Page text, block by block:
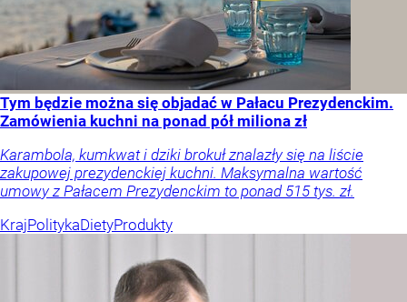
Tym będzie można się objadać w Pałacu Prezydenckim.
Zamówienia kuchni na ponad pół miliona zł
Karambola, kumkwat i dziki brokuł znalazły się na liście
zakupowej prezydenckiej kuchni. Maksymalna wartość
umowy z Pałacem Prezydenckim to ponad 515 tys. zł.
KrajPolitykaDietyProdukty